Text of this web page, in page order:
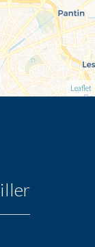
Leaflet